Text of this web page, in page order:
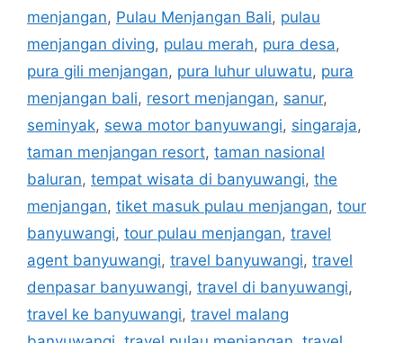
menjangan, Pulau Menjangan Bali, pulau
menjangan diving, pulau merah, pura desa,
pura gili menjangan, pura luhur uluwatu, pura
menjangan bali, resort menjangan, sanur,
seminyak, sewa motor banyuwangi, singaraja,
taman menjangan resort, taman nasional
baluran, tempat wisata di banyuwangi, the
menjangan, tiket masuk pulau menjangan, tour
banyuwangi, tour pulau menjangan, travel
agent banyuwangi, travel banyuwangi, travel
denpasar banyuwangi, travel di banyuwangi,
travel ke banyuwangi, travel malang